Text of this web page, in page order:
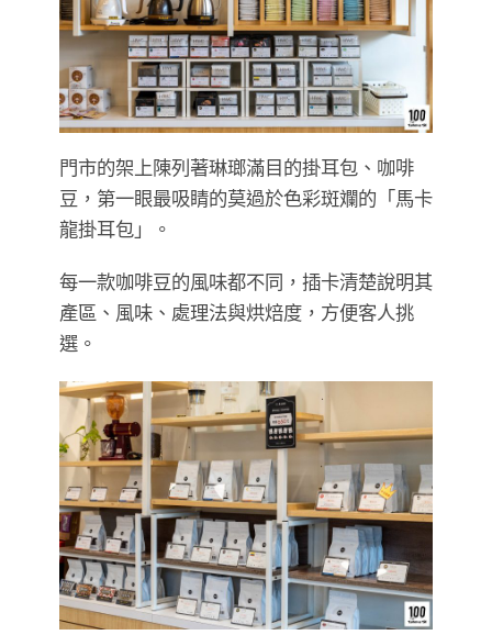
門市的架上陳列著琳瑯滿目的掛耳包、咖啡
豆，第一眼最吸睛的莫過於色彩斑斕的「馬卡
龍掛耳包」。
每一款咖啡豆的風味都不同，插卡清楚說明其
產區、風味、處理法與烘焙度，方便客人挑
選。